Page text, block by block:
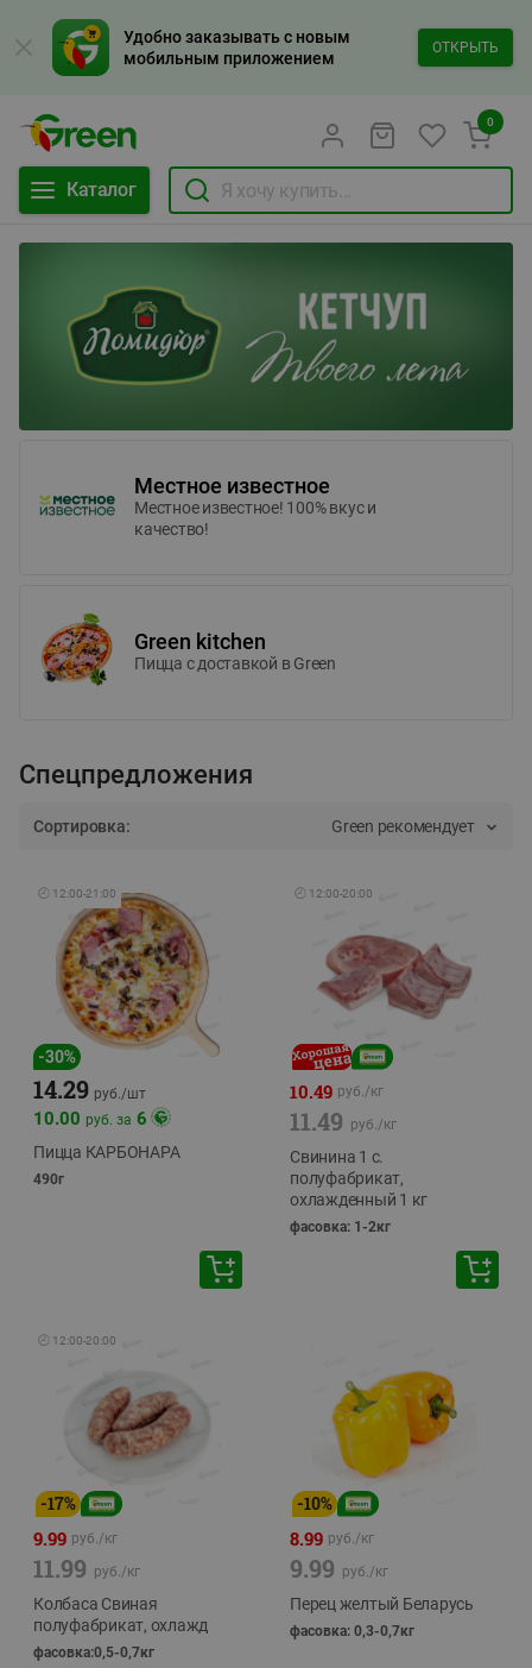
Удобно заказывать с новым
мобильным приложением
ОТКРЫТЬ
Каталог
0
Местное известное
Местное известное! 100% вкус и
качество!
Green kitchen
Пицца c доставкой в Green
Спецпредложения
Сортировка: Green рекомендует
🕘 12:00-21:00
-30%
14.29 руб./шт
10.00 руб. за 6
Пицца КАРБОНАРА
490г
🕘 12:00-20:00
10.49 руб./кг
11.49 руб./кг
Свинина 1 с.
полуфабрикат,
охлажденный 1 кг
фасовка: 1-2кг
🕘 12:00-20:00
-17%
9.99 руб./кг
11.99 руб./кг
Колбаса Свиная
полуфабрикат, охлажд
фасовка:0,5-0,7кг
-10%
8.99 руб./кг
9.99 руб./кг
Перец желтый Беларусь
фасовка: 0,3-0,7кг